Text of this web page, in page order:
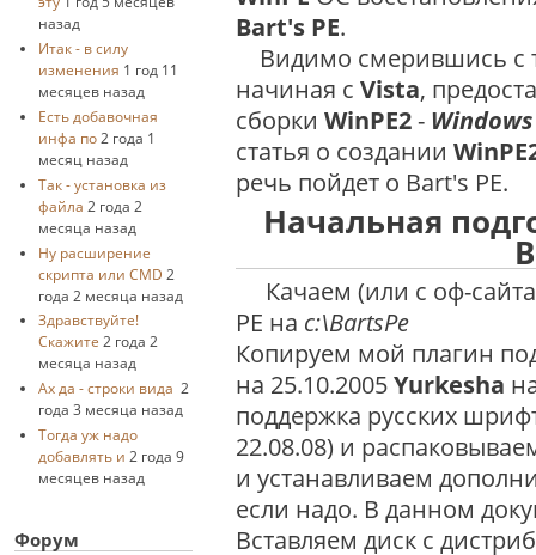
назад
Итак - в силу
изменения 1 год 11
месяцев назад
Есть добавочная
инфа по 2 года 1
месяц назад
Так - установка из
файла 2 года 2
месяца назад
Ну расширение
скрипта или CMD 2
года 2 месяца назад
Здравствуйте!
Скажите 2 года 2
месяца назад
Ах да - строки вида 2
года 3 месяца назад
Тогда уж надо
добавлять и 2 года 9
месяцев назад
Форум
Bart's PE.
Видимо смерившись с
начиная сVista,
сборкиWinPE2-
статья о создании
речь пойдет о Bart's PE.
Начальная
Качаем (или с оф-
PE на c:\BartsPe
Копируем мой плагин
на 25.10.2005Yurkesha
поддержка русских
22.08.08) и
и устанавливаем
если надо. В данном
Вставляем диск с